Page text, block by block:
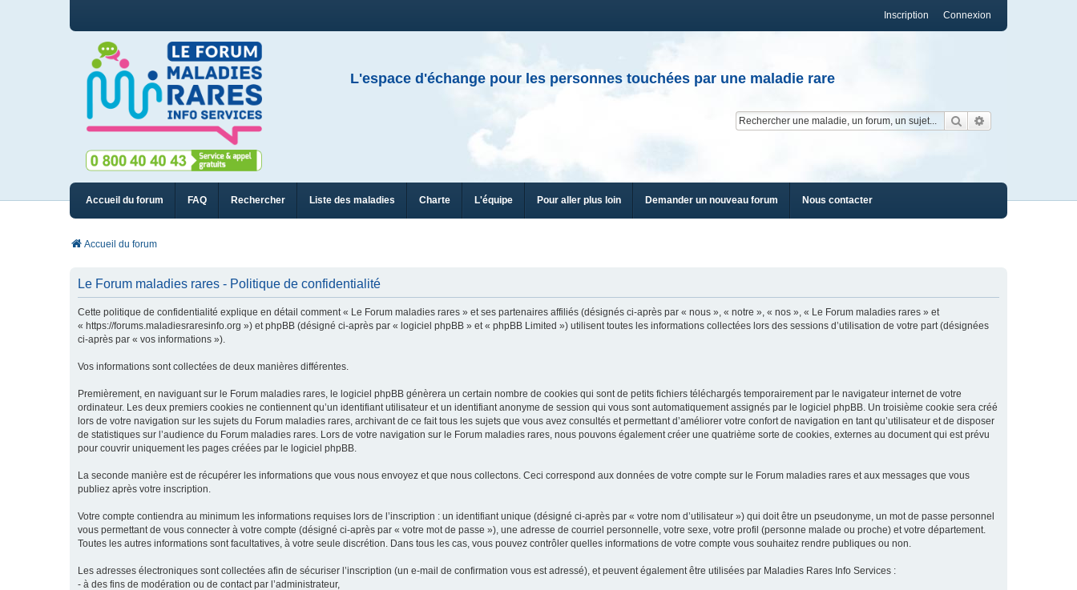
Connexion
Inscription
L'espace d'échange pour les personnes touchées par une maladie rare
Rechercher
Accueil du forum FAQ Rechercher Liste des maladies Charte L'équipe Pour aller plus loin Demander un nouveau forum Nous contacter
Accueil du forum
Le Forum maladies rares - Politique de confidentialité
Cette politique de confidentialité explique en détail comment « Le Forum maladies rares » et ses partenaires affiliés (désignés ci-après par « nous », « notre », « nos », « Le Forum maladies rares » et
« https://forums.maladiesraresinfo.org ») et phpBB (désigné ci-après par « logiciel phpBB » et « phpBB Limited ») utilisent toutes les informations collectées lors des sessions d’utilisation de votre part (désignées
ci-après par « vos informations »).
Vos informations sont collectées de deux manières différentes.
Premièrement, en naviguant sur le Forum maladies rares, le logiciel phpBB génèrera un certain nombre de cookies qui sont de petits fichiers téléchargés temporairement par le navigateur internet de votre
ordinateur. Les deux premiers cookies ne contiennent qu’un identifiant utilisateur et un identifiant anonyme de session qui vous sont automatiquement assignés par le logiciel phpBB. Un troisième cookie sera créé
lors de votre navigation sur les sujets du Forum maladies rares, archivant de ce fait tous les sujets que vous avez consultés et permettant d’améliorer votre confort de navigation en tant qu’utilisateur et de disposer
de statistiques sur l’audience du Forum maladies rares. Lors de votre navigation sur le Forum maladies rares, nous pouvons également créer une quatrième sorte de cookies, externes au document qui est prévu
pour couvrir uniquement les pages créées par le logiciel phpBB.
La seconde manière est de récupérer les informations que vous nous envoyez et que nous collectons. Ceci correspond aux données de votre compte sur le Forum maladies rares et aux messages que vous
publiez après votre inscription.
Votre compte contiendra au minimum les informations requises lors de l’inscription : un identifiant unique (désigné ci-après par « votre nom d’utilisateur ») qui doit être un pseudonyme, un mot de passe personnel
vous permettant de vous connecter à votre compte (désigné ci-après par « votre mot de passe »), une adresse de courriel personnelle, votre sexe, votre profil (personne malade ou proche) et votre département.
Toutes les autres informations sont facultatives, à votre seule discrétion. Dans tous les cas, vous pouvez contrôler quelles informations de votre compte vous souhaitez rendre publiques ou non.
Les adresses électroniques sont collectées afin de sécuriser l’inscription (un e-mail de confirmation vous est adressé), et peuvent également être utilisées par Maladies Rares Info Services :
- à des fins de modération ou de contact par l’administrateur,